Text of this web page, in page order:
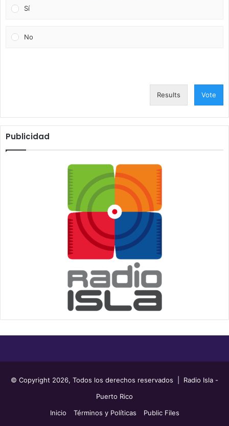
Sí
No
Results Vote
Publicidad
© Copyright 2026, Todos los derechos reservados | Radio Isla -
Puerto Rico
Inicio
Términos y Políticas Public Files